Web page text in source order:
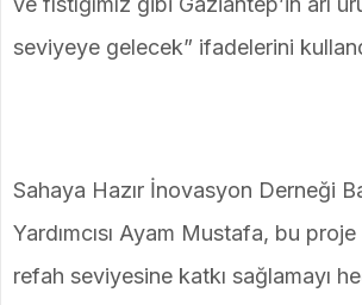
seviyeye gelecek” ifadelerini
Sahaya Hazır İnovasyon Derneği
Yardımcısı Ayam Mustafa, bu
refah seviyesine katkı sağlamayı